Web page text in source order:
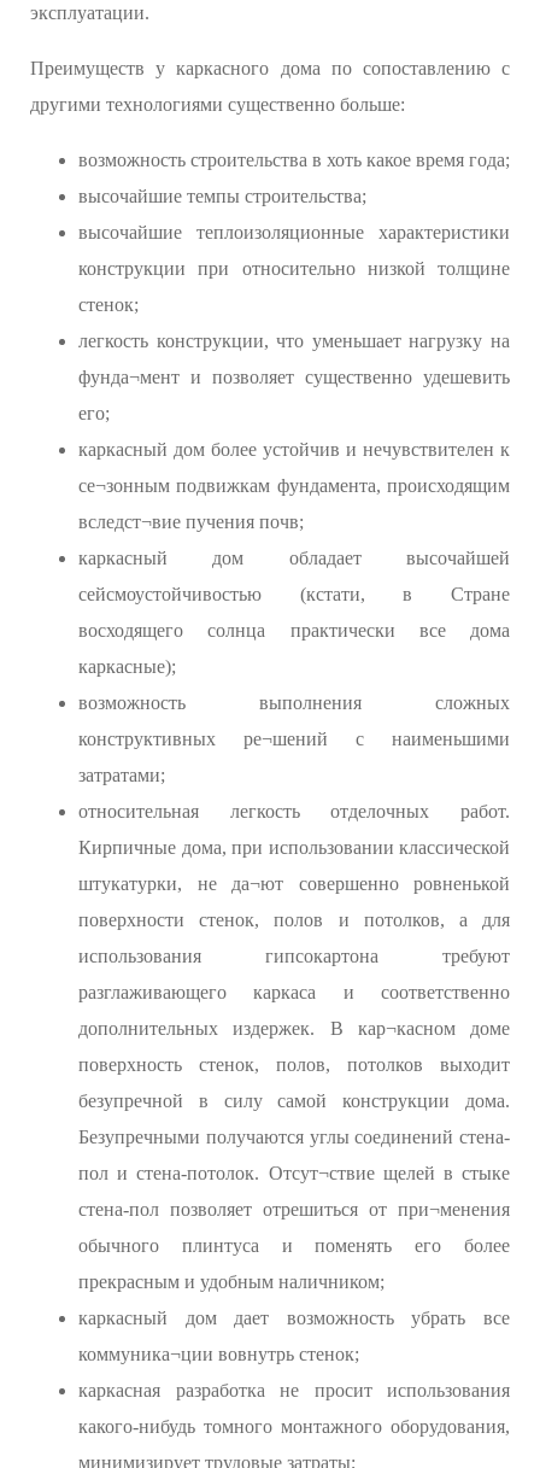
эксплуатации.
Преимуществ у каркасного дома по сопоставлению с
другими технологиями существенно больше:
возможность строительства в хоть какое время года;
высочайшие темпы строительства;
высочайшие теплоизоляционные характеристики
конструкции при относительно низкой толщине
стенок;
легкость конструкции, что уменьшает нагрузку на
фунда¬мент и позволяет существенно удешевить
его;
каркасный дом более устойчив и нечувствителен к
се¬зонным подвижкам фундамента, происходящим
вследст¬вие пучения почв;
каркасный дом обладает высочайшей
сейсмоустойчивостью (кстати, в Стране
восходящего солнца практически все дома
каркасные);
возможность выполнения сложных
конструктивных ре¬шений с наименьшими
затратами;
относительная легкость отделочных работ.
Кирпичные дома, при использовании классической
штукатурки, не да¬ют совершенно ровненькой
поверхности стенок, полов и потолков, а для
использования гипсокартона требуют
разглаживающего каркаса и соответственно
дополнительных издержек. В кар¬касном доме
поверхность стенок, полов, потолков выходит
безупречной в силу самой конструкции дома.
Безупречными получаются углы соединений стена-
пол и стена-потолок. Отсут¬ствие щелей в стыке
стена-пол позволяет отрешиться от при¬менения
обычного плинтуса и поменять его более
прекрасным и удобным наличником;
каркасный дом дает возможность убрать все
коммуника¬ции вовнутрь стенок;
каркасная разработка не просит использования
какого-нибудь томного монтажного оборудования,
минимизирует трудовые затраты;